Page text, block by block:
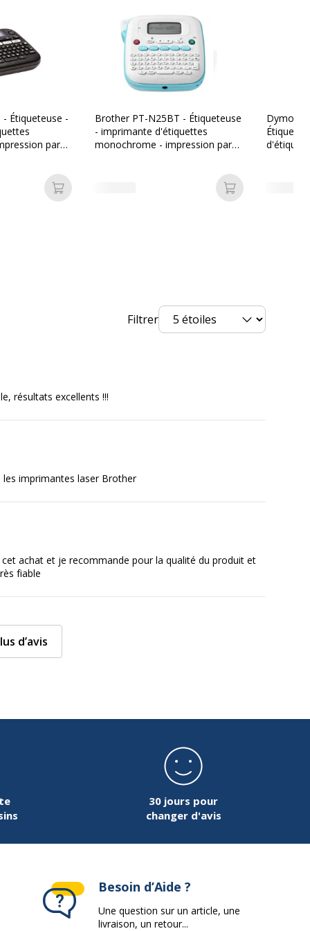
Étiqueteuse -
par
Ajouter au panier
Brother PT-N25BT - Étiqueteuse
- imprimante d'étiquettes
monochrome - impression par
Ajouter au
Dymo
Filtrer
résultats excellents !!!
imprimantes laser Brother
achat et je recommande pour la qualité du produit et
fiable
d’avis
30 jours pour
changer d'avis
Besoin d’Aide ?
Une question sur un article, une
livraison, un retour...